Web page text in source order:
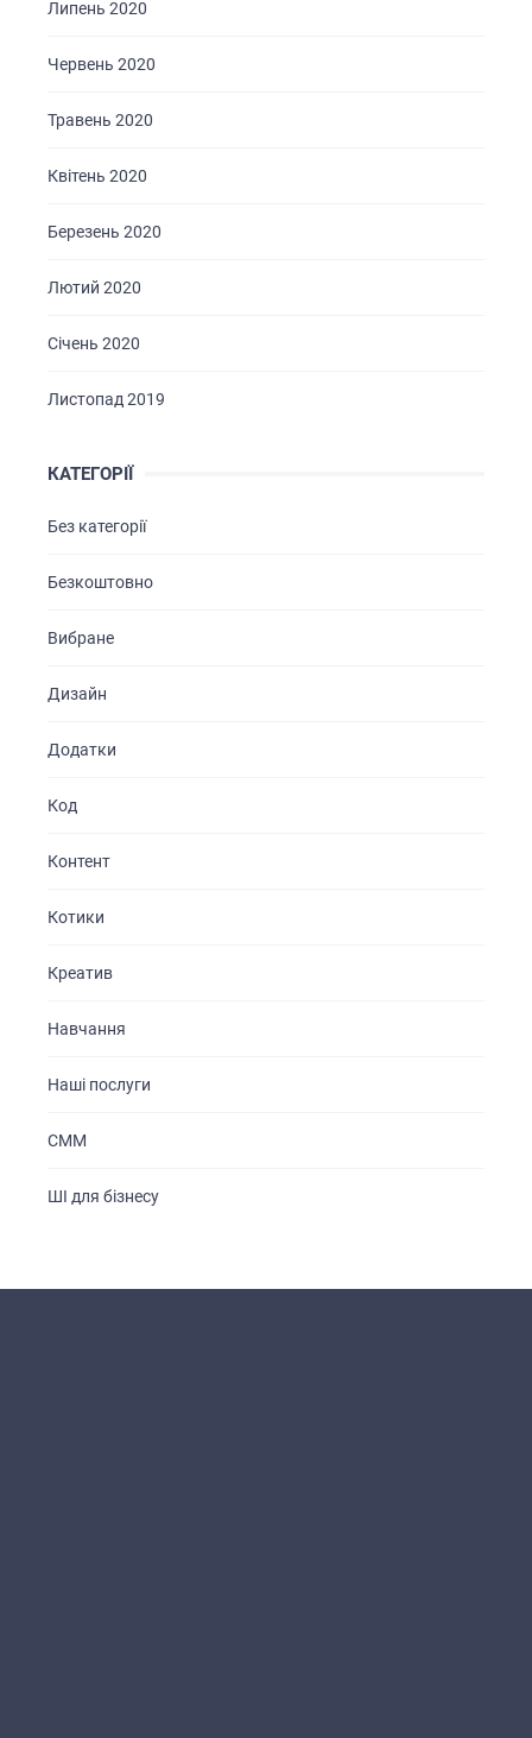
Липень 2020
Червень 2020
Травень 2020
Квітень 2020
Березень 2020
Лютий 2020
Січень 2020
Листопад 2019
КАТЕГОРІЇ
Без категорії
Безкоштовно
Вибране
Дизайн
Додатки
Код
Контент
Котики
Креатив
Навчання
Наші послуги
СММ
ШІ для бізнесу